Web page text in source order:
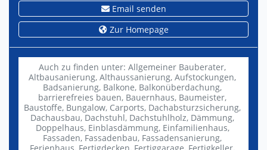
Email senden
Zur Homepage
Auch zu finden unter: Allgemeiner Bauberater,
Altbausanierung, Althaussanierung, Aufstockungen,
Badsanierung, Balkone, Balkonüberdachung,
barrierefreies bauen, Bauernhaus, Baumeister,
Baustoffe, Bungalow, Carports, Dachabsturzsicherung,
Dachausbau, Dachstuhl, Dachstuhlholz, Dämmung,
Doppelhaus, Einblasdämmung, Einfamilienhaus,
Fassaden, Fassadenbau, Fassadensanierung,